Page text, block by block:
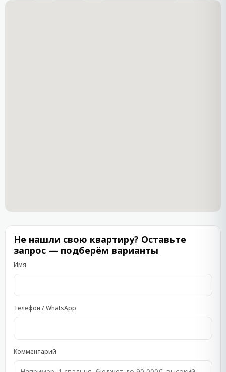
Не нашли свою квартиру? Оставьте
запрос — подберём варианты
Имя
Телефон / WhatsApp
Комментарий